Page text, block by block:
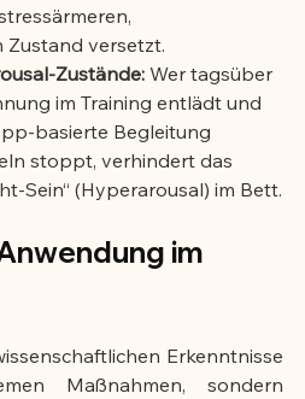
versetzt.
Zustände: Wer tagsüber
im Training entlädt und
basierte Begleitung
stoppt, verhindert das
Sein“ (Hyperarousal) im Bett.
im
Erkenntnisse
Maßnahmen, sondern